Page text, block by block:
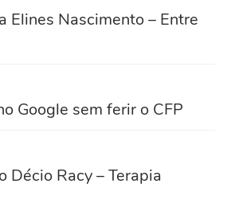
Elines Nascimento – Entre
Google sem ferir o CFP
Décio Racy – Terapia